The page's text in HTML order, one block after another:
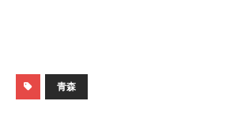
青森